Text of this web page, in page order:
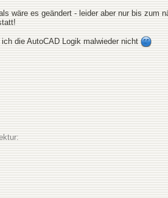
wäre es geändert - leider aber nur bis zum
die AutoCAD Logik malwieder nicht